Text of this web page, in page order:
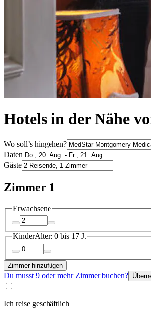
Hotels in der Nähe
Wo soll’s hingehen?
Daten
Gäste
Zimmer 1
Erwachsene
KinderAlter: 0 bis 17 J.
Zimmer hinzufügen
Du musst 9 oder mehr Zimmer buchen?
Ich reise geschäftlich